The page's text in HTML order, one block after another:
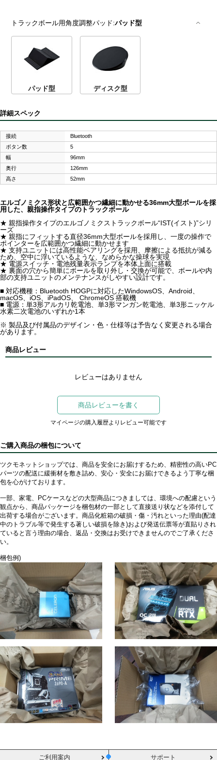
トラックボール用角度調整パッド:パッド型
パッド型 ディスク型
詳細スペック
接続
Bluetooth
ボタン数
5
幅
96mm
奥行
126mm
高さ
52mm
エルゴノミクス形状と広範囲かつ繊細に動かせる36mm大型ボールを採
用した、親指操作タイプのトラックボール
★ 親指操作タイプのエルゴノミクストラックボール“IST(イスト)”シリ
ーズ
★ 親指にフィットする直径36mm大型ボールを採用し、一度の操作で
ポインターを広範囲かつ繊細に動かせます
★ 支持ユニットには高性能ベアリングを採用、摩擦による抵抗が減る
ため、空中に浮いているような、なめらかな操球を実現
★ 電源スイッチ・電池残量表示ランプを本体上面に搭載
★ 裏面の穴から簡単にボールを取り外し・交換が可能で、ボールや内
部の支持ユニットのメンテナンスがしやすい設計です。
■ 対応機種：Bluetooth HOGPに対応したWindowsOS、Android、
macOS、iOS、iPadOS、 ChromeOS 搭載機
■ 電源：単3形アルカリ乾電池、単3形マンガン乾電池、単3形ニッケル
水素二次電池のいずれか1本
※ 製品及び付属品のデザイン・色・仕様等は予告なく変更される場合
があります。
商品レビュー
レビューはありません
商品レビューを書く
マイページの購入履歴よりレビュー可能です
ご購入商品の梱包について
ツクモネットショップでは、商品を安全にお届けするため、精密性の高いPC
パーツの配送に緩衝材を敷き詰め、安心・安全にお届けできるよう丁寧な梱
包を心がけております。
一部、家電、PCケースなどの大型商品につきましては、環境への配慮という
観点から、商品パッケージを梱包材の一部として直接送り状などを添付して
出荷する場合がございます。商品化粧箱の破損・傷・汚れといった理由(配達
中のトラブル等で発生する著しい破損を除き)および発送伝票等が直貼りされ
ていると言う理由の場合、返品・交換はお受けできませんのでご了承くださ
い。
梱包例)
ご利用案内 サポート